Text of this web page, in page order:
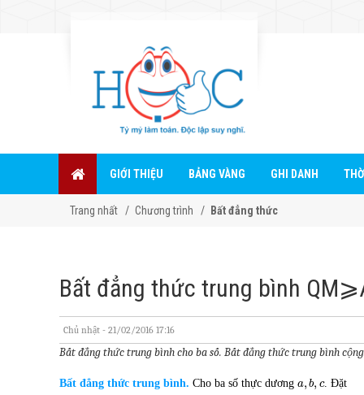
GIỚI THIỆU BẢNG VÀNG GHI DANH
Trang nhất Chương trình Bất đẳng thức
Bất đẳng thức trung bình
Chủ nhật - 21/02/2016 17:16
Bất đẳng thức trung bình cho ba số. Bất đẳng thức trung bình
Bất đẳng thức trung bình. Cho ba số thực dương a, b, c. Đặt